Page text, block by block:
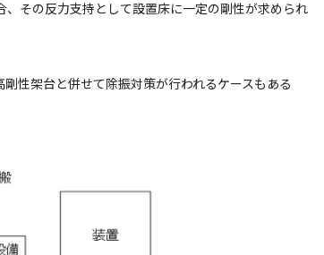
その反力支持として設置床に一定の剛性が求められ
性架台と併せて除振対策が行われるケースもある